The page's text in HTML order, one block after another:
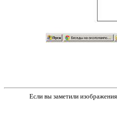
Если вы заметили